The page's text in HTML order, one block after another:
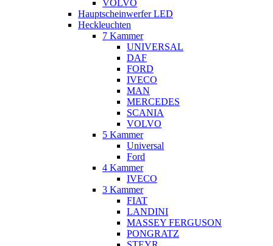
VOLVO
Hauptscheinwerfer LED
Heckleuchten
7 Kammer
UNIVERSAL
DAF
FORD
IVECO
MAN
MERCEDES
SCANIA
VOLVO
5 Kammer
Universal
Ford
4 Kammer
IVECO
3 Kammer
FIAT
LANDINI
MASSEY FERGUSON
PONGRATZ